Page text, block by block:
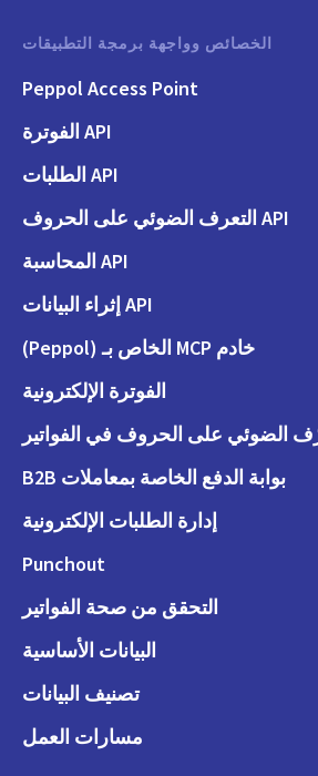
الخصائص وواجهة برمجة التطبيقات
Peppol Access Point
API الفوترة
API الطلبات
API التعرف الضوئي على الحروف
API المحاسبة
API إثراء البيانات
خادم MCP الخاص بـ (Peppol)
الفوترة الإلكترونية
الضوئي على الحروف في الفواتير
بوابة الدفع الخاصة بمعاملات B2B
إدارة الطلبات الإلكترونية
Punchout
التحقق من صحة الفواتير
البيانات الأساسية
تصنيف البيانات
مسارات العمل